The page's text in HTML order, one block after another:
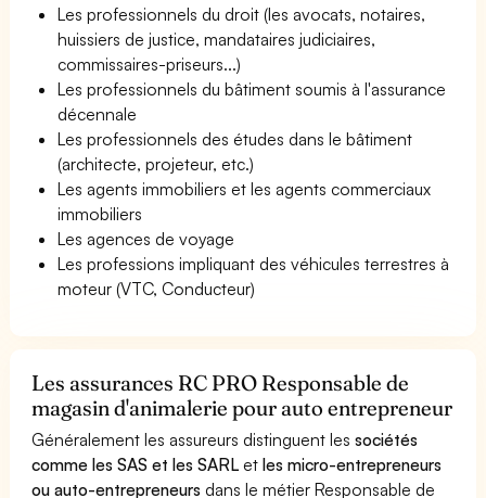
Les professionnels du droit (les avocats, notaires,
huissiers de justice, mandataires judiciaires,
commissaires-priseurs...)
Les professionnels du bâtiment soumis à l'assurance
décennale
Les professionnels des études dans le bâtiment
(architecte, projeteur, etc.)
Les agents immobiliers et les agents commerciaux
immobiliers
Les agences de voyage
Les professions impliquant des véhicules terrestres à
moteur (VTC, Conducteur)
Les assurances RC PRO Responsable de
magasin d'animalerie pour auto entrepreneur
Généralement les assureurs distinguent lessociétés
comme les SAS et les SARL etles micro-entrepreneurs
ou auto-entrepreneurs dans le métier Responsable de